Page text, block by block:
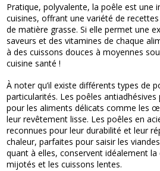
Pratique, polyvalente, la poêle est une
cuisines, offrant une variété de
de matière grasse. Si elle permet une
saveurs et des vitamines de chaque
à des cuissons douces à moyennes
cuisine santé !
À noter qu’il existe différents types de
particularités. Les poêles
pour les aliments délicats comme les
leur revêtement lisse. Les poêles en
reconnues pour leur durabilité et leur
chaleur, parfaites pour saisir les
quant à elles, conservent idéalement la
mijotés et les cuissons lentes.